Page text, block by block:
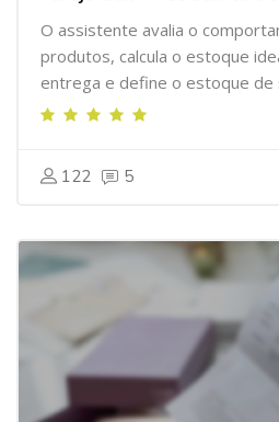
O assistente avalia o
produtos, calcula o estoque
entrega e define o estoque de
122 5